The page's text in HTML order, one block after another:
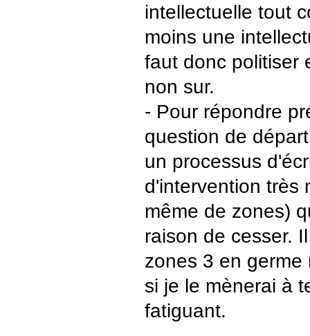
intellectuelle tout
moins une
faut donc politiser
non sur.
- Pour répondre
question de
un processus
d'intervention très
même de zones)
raison de cesser.
zones 3 en germe
si je le mènerai à
fatiguant.